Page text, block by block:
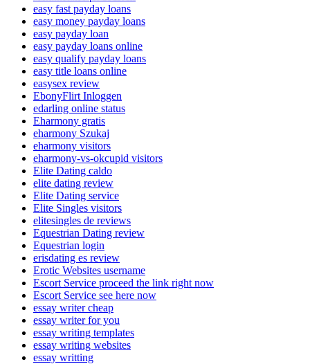
easy fast payday loans
easy money payday loans
easy payday loan
easy payday loans online
easy qualify payday loans
easy title loans online
easysex review
EbonyFlirt Inloggen
edarling online status
Eharmony gratis
eharmony Szukaj
eharmony visitors
eharmony-vs-okcupid visitors
Elite Dating caldo
elite dating review
Elite Dating service
Elite Singles visitors
elitesingles de reviews
Equestrian Dating review
Equestrian login
erisdating es review
Erotic Websites username
Escort Service proceed the link right now
Escort Service see here now
essay writer cheap
essay writer for you
essay writing templates
essay writing websites
essay writting